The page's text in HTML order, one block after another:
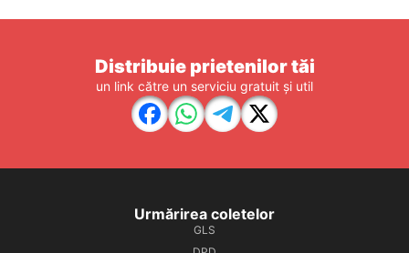
Distribuie prietenilor tăi
un link către un serviciu gratuit și util
Urmărirea coletelor
GLS